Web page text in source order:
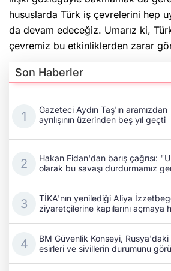
hususlarda Türk iş çevrelerini hep
da devam edeceğiz. Umarız ki,
çevremiz bu etkinliklerden zarar
Son Haberler
Gazeteci Aydın Taş'ın aramızdan
ayrılışının üzerinden beş yıl geçti
Hakan Fidan'dan barış çağrısı:
olarak bu savaşı durdurmamız
TİKA'nın yenilediği Aliya
ziyaretçilerine kapılarını açmaya
BM Güvenlik Konseyi, Rusya'daki
esirleri ve sivillerin durumunu